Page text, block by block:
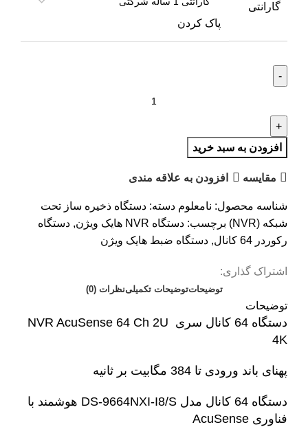
گارانتی
پاک کردن
افزودن به سبد خرید
مقایسه افزودن به علاقه مندی
شناسه محصول: نامعلوم دسته: دستگاه ذخیره ساز تحت
شبکه (NVR)
برچسب: دستگاه NVR هایک ویژن , دستگاه
رکوردر 64 کانال
, دستگاه ضبط هایک ویژن
اشتراک گذاری:
توضیحاتتوضیحات تکمیلینظرات (0)
توضیحات
دستگاه 64 کانال سری
NVR AcuSense 64 Ch 2U
4K
پهنای باند ورودی تا 384 مگابیت بر ثانیه
دستگاه 64 کانال مدل DS-9664NXI-I8/S هوشمند با
فناوری AcuSense